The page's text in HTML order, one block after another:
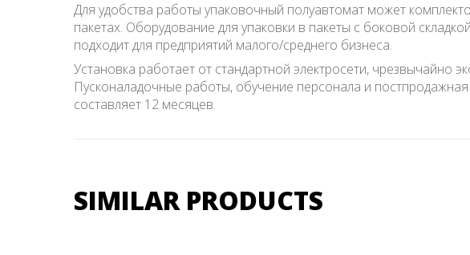
Для удобства работы упаковочный полуавтомат может
пакетах. Оборудование для упаковки в пакеты с боковой
подходит для предприятий малого/среднего бизнеса.
Установка работает от стандартной электросети, чрезвычайно
Пусконаладочные работы, обучение персонала и
составляет 12 месяцев.
SIMILAR PRODUCTS